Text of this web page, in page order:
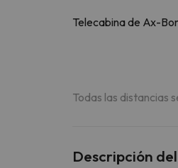
Telecabina de Ax-
Todas las distancias
Descripción